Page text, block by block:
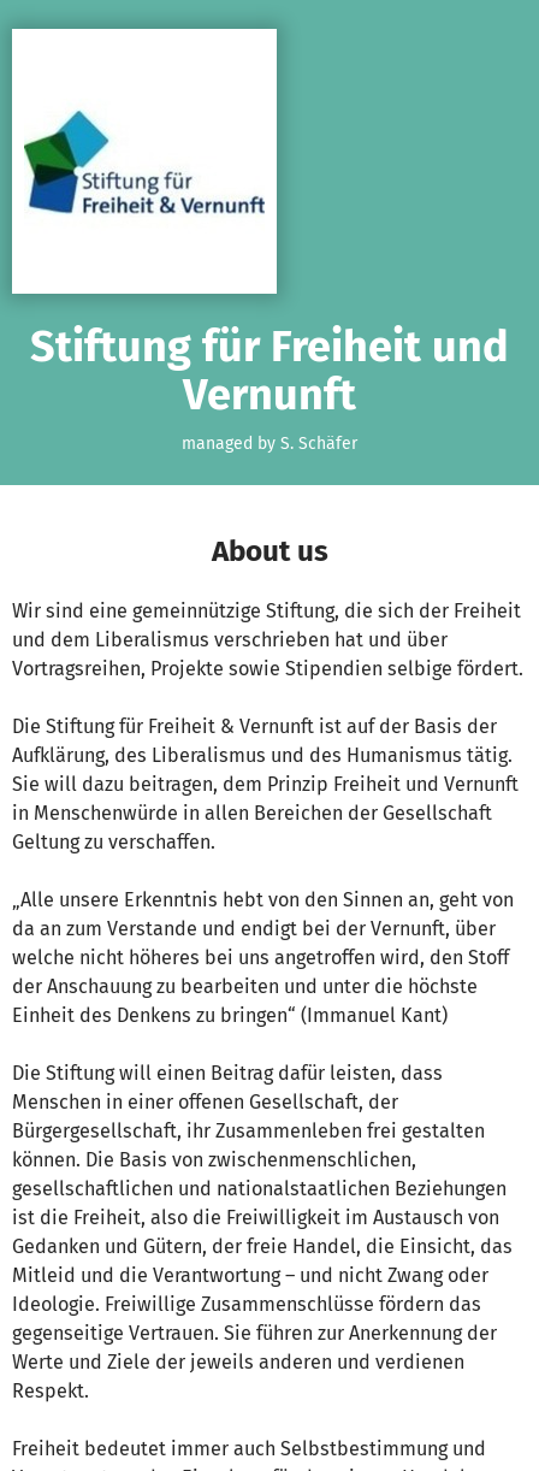
Stiftung für Freiheit und
Vernunft
managed by S. Schäfer
About us
Wir sind eine gemeinnützige Stiftung, die sich der Freiheit
und dem Liberalismus verschrieben hat und über
Vortragsreihen, Projekte sowie Stipendien selbige fördert.
Die Stiftung für Freiheit & Vernunft ist auf der Basis der
Aufklärung, des Liberalismus und des Humanismus tätig.
Sie will dazu beitragen, dem Prinzip Freiheit und Vernunft
in Menschenwürde in allen Bereichen der Gesellschaft
Geltung zu verschaffen.
„Alle unsere Erkenntnis hebt von den Sinnen an, geht von
da an zum Verstande und endigt bei der Vernunft, über
welche nicht höheres bei uns angetroffen wird, den Stoff
der Anschauung zu bearbeiten und unter die höchste
Einheit des Denkens zu bringen“ (Immanuel Kant)
Die Stiftung will einen Beitrag dafür leisten, dass
Menschen in einer offenen Gesellschaft, der
Bürgergesellschaft, ihr Zusammenleben frei gestalten
können. Die Basis von zwischenmenschlichen,
gesellschaftlichen und nationalstaatlichen Beziehungen
ist die Freiheit, also die Freiwilligkeit im Austausch von
Gedanken und Gütern, der freie Handel, die Einsicht, das
Mitleid und die Verantwortung – und nicht Zwang oder
Ideologie. Freiwillige Zusammenschlüsse fördern das
gegenseitige Vertrauen. Sie führen zur Anerkennung der
Werte und Ziele der jeweils anderen und verdienen
Respekt.
Freiheit bedeutet immer auch Selbstbestimmung und